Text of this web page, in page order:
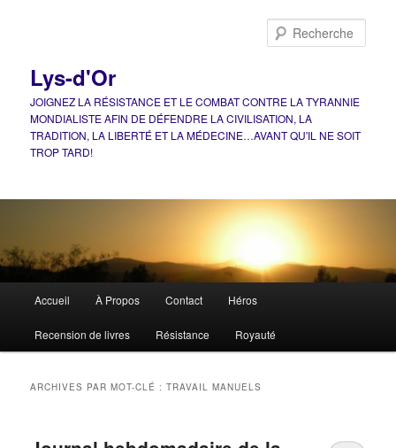
Lys-d'Or
JOIGNEZ LA RÉSISTANCE ET LE COMBAT CONTRE LA TYRANNIE
MONDIALISTE AFIN DE DÉFENDRE LA CIVILISATION, LA
TRADITION, LA LIBERTÉ ET LA MÉDECINE…AVANT QU'IL NE SOIT
TROP TARD!
principal
Accueil À Propos Contact Héros
Recension de livres Résistance Royauté
ARCHIVES PAR MOT-CLÉ :TRAVAIL MANUELS